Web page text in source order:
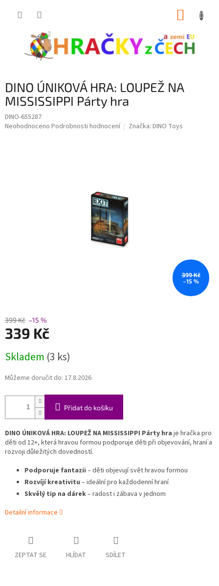
DINO ÚNIKOVÁ HRA: LOUPEŽ NA
MISSISSIPPI Párty hra
DINO-655287
Průměrné
Neohodnoceno Podrobnosti hodnocení Značka: DINO Toys
399 Kč
–15 %
399 Kč –15 %
339 Kč
cena:
Skladem (3 ks)
Můžeme doručit do: 17.8.2026
Přidat do košíku
DINO ÚNIKOVÁ HRA: LOUPEŽ NA MISSISSIPPI Párty hra je hračka pro
děti od 12+, která hravou formou podporuje děti při objevování, hraní a
rozvoji důležitých dovedností.
Podporuje fantazii – děti objevují svět hravou formou
Rozvíjí kreativitu – ideální pro každodenní hraní
Skvělý tip na dárek– radost i zábava v jednom
Detailní informace
ZEPTAT SE HLÍDAT SDÍLET